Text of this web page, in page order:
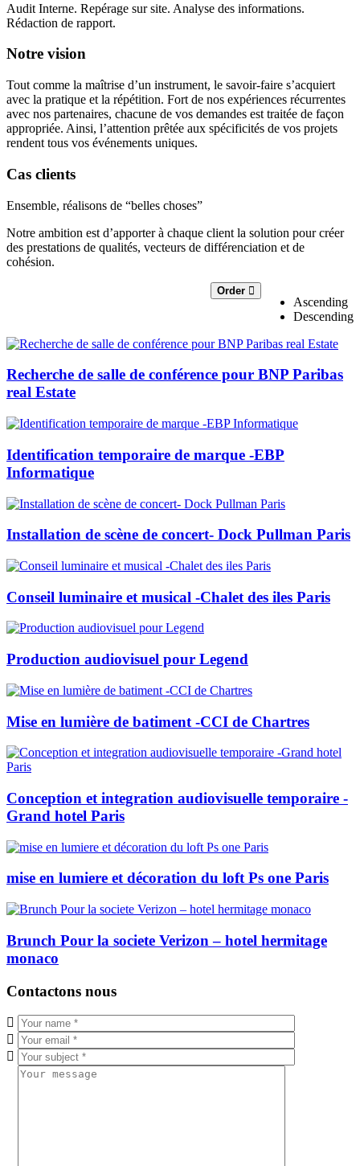
Audit Interne. Repérage sur site. Analyse des informations.
Rédaction de rapport.
Notre vision
Tout comme la maîtrise d’un instrument, le savoir-faire s’acquiert
avec la pratique et la répétition. Fort de nos expériences récurrentes
avec nos partenaires, chacune de vos demandes est traitée de façon
appropriée. Ainsi, l’attention prêtée aux spécificités de vos projets
rendent tous vos événements uniques.
Cas clients
Ensemble, réalisons de “belles choses”
Notre ambition est d’apporter à chaque client la solution pour créer
des prestations de qualités, vecteurs de différenciation et de
cohésion.
Order
Ascending
Descending
Recherche de salle de conférence pour BNP Paribas
real Estate
Identification temporaire de marque -EBP
Informatique
Installation de scène de concert- Dock Pullman Paris
Conseil luminaire et musical -Chalet des iles Paris
Production audiovisuel pour Legend
Mise en lumière de batiment -CCI de Chartres
Conception et integration audiovisuelle temporaire -
Grand hotel Paris
mise en lumiere et décoration du loft Ps one Paris
Brunch Pour la societe Verizon – hotel hermitage
monaco
Contactons nous